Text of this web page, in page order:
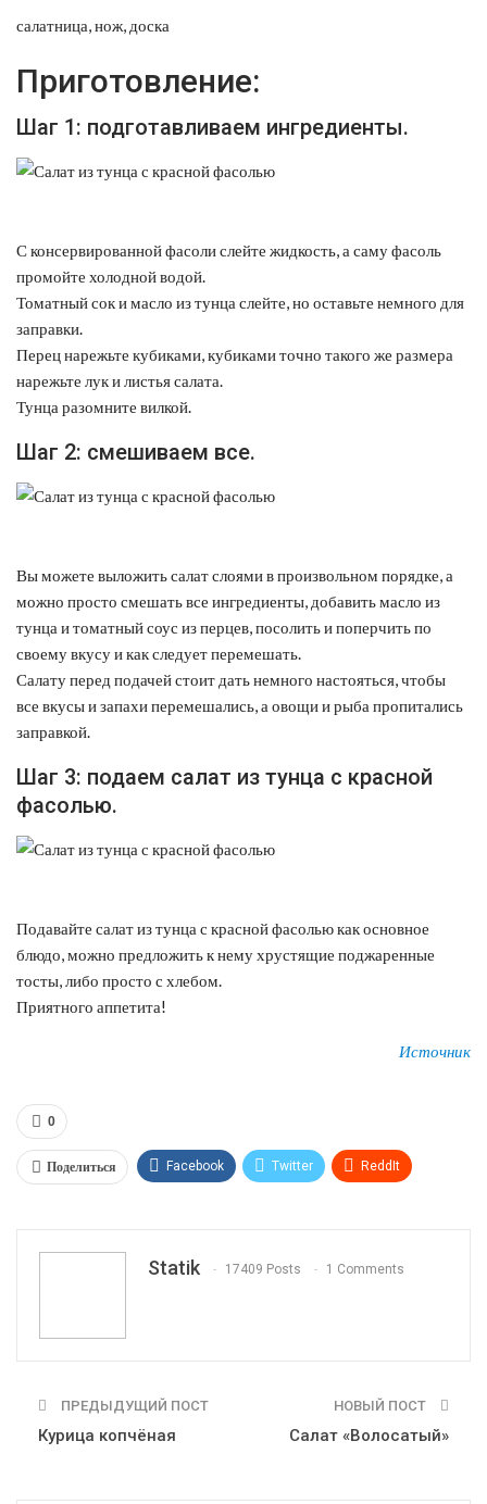
салатница, нож, доска
Приготовление:
Шаг 1: подготавливаем ингредиенты.
С консервированной фасоли слейте жидкость, а саму фасоль
промойте холодной водой.
Томатный сок и масло из тунца слейте, но оставьте немного для
заправки.
Перец нарежьте кубиками, кубиками точно такого же размера
нарежьте лук и листья салата.
Тунца разомните вилкой.
Шаг 2: смешиваем все.
Вы можете выложить салат слоями в произвольном порядке, а
можно просто смешать все ингредиенты, добавить масло из
тунца и томатный соус из перцев, посолить и поперчить по
своему вкусу и как следует перемешать.
Салату перед подачей стоит дать немного настояться, чтобы
все вкусы и запахи перемешались, а овощи и рыба пропитались
заправкой.
Шаг 3: подаем салат из тунца с красной
фасолью.
Подавайте салат из тунца с красной фасолью как основное
блюдо, можно предложить к нему хрустящие поджаренные
тосты, либо просто с хлебом.
Приятного аппетита!
Источник
0
Поделиться Facebook Twitter ReddIt
Statik 17409 Posts 1 Comments
ПРЕДЫДУЩИЙ ПОСТ
Курица копчёная
НОВЫЙ ПОСТ
Салат «Волосатый»